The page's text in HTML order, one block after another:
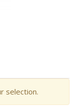
selection.